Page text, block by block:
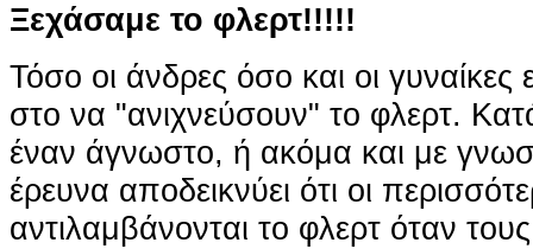
Ξεχάσαμε το φλερτ!!!!!
Τόσο οι άνδρες όσο και οι γυναίκες
στο να "ανιχνεύσουν" το φλερτ.
έναν άγνωστο, ή ακόμα και με
έρευνα αποδεικνύει ότι οι
αντιλαμβάνονται το φλερτ όταν